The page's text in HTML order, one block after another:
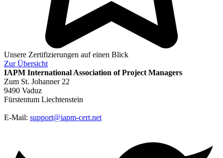
Unsere Zertifizierungen auf einen Blick
ZurÜbersicht
IAPM International Association of Project Managers
Zum St. Johanner 22
9490 Vaduz
Fürstentum Liechtenstein
E-Mail: support@iapm-cert.net